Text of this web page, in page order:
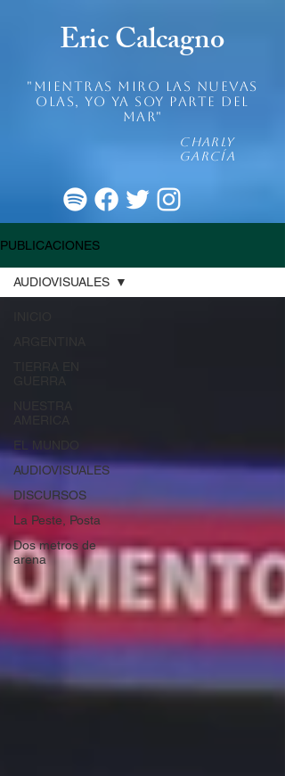
Eric Calcagno
"mientras miro las nuevas
olas, yo ya soy parte del
mar"
Charly
García
PUBLICACIONES
EL MUNDO
AUDIOVISUALES
DISCURSOS
La Peste, Posta
Dos metros de
arena
AUDIOVISUALES